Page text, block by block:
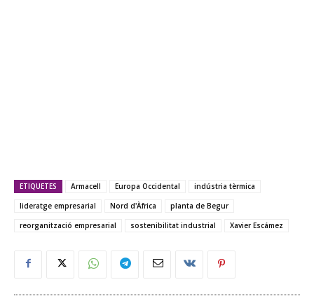
ETIQUETES Armacell Europa Occidental
indústria tèrmica
lideratge empresarial
Nord d'Àfrica
planta de Begur
reorganització empresarial
sostenibilitat industrial Xavier Escámez